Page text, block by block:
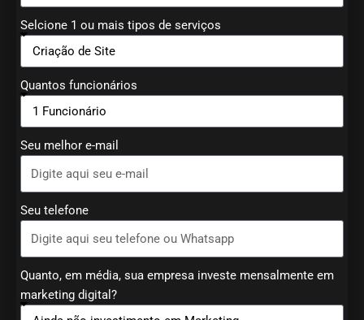
Selcione 1 ou mais tipos de serviços
Quantos funcionários
Seu melhor e-mail
Seu telefone
Quanto, em média, sua empresa investe mensalmente em
marketing digital?